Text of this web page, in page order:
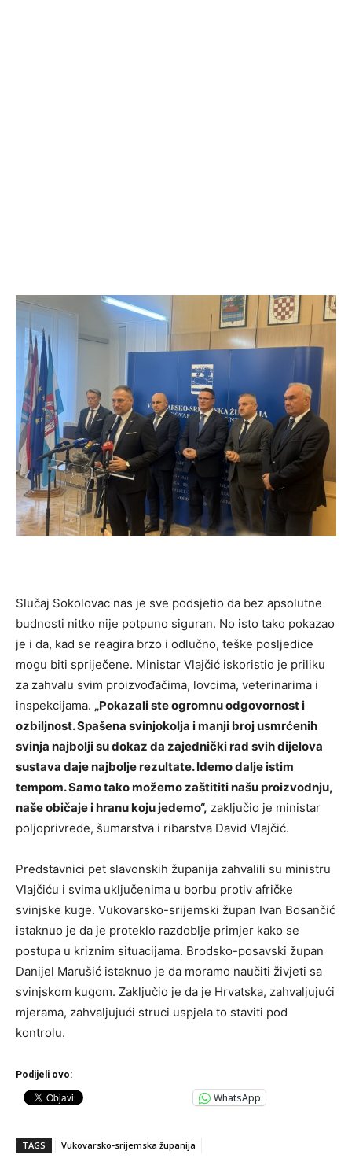
Slučaj Sokolovac nas je sve podsjetio da bez apsolutne
budnosti nitko nije potpuno siguran. No isto tako pokazao
je i da, kad se reagira brzo i odlučno, teške posljedice
mogu biti spriječene. Ministar Vlajčić iskoristio je priliku
za zahvalu svim proizvođačima, lovcima, veterinarima i
inspekcijama. „Pokazali ste ogromnu odgovornost i
ozbiljnost. Spašena svinjokolja i manji broj usmrćenih
svinja najbolji su dokaz da zajednički rad svih dijelova
sustava daje najbolje rezultate. Idemo dalje istim
tempom. Samo tako možemo zaštititi našu proizvodnju,
naše običaje i hranu koju jedemo“, zaključio je ministar
poljoprivrede, šumarstva i ribarstva David Vlajčić.
Predstavnici pet slavonskih županija zahvalili su ministru
Vlajčiću i svima uključenima u borbu protiv afričke
svinjske kuge. Vukovarsko-srijemski župan Ivan Bosančić
istaknuo je da je proteklo razdoblje primjer kako se
postupa u kriznim situacijama. Brodsko-posavski župan
Danijel Marušić istaknuo je da moramo naučiti živjeti sa
svinjskom kugom. Zaključio je da je Hrvatska, zahvaljujući
mjerama, zahvaljujući struci uspjela to staviti pod
kontrolu.
Podijeli ovo:
WhatsApp
TAGS Vukovarsko-srijemska županija